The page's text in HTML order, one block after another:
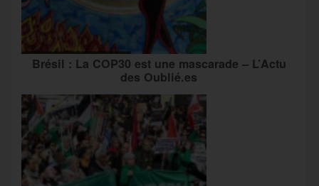
Brésil : La COP30 est une mascarade – L’Actu
des Oublié.es